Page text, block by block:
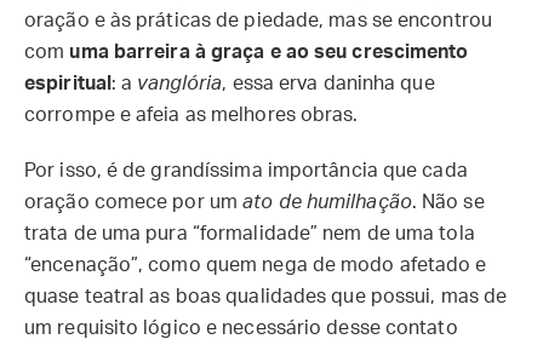
oração e às práticas de piedade, mas se encontrou
com uma barreira à graça e ao seu crescimento
espiritual : a vanglória, essa erva daninha que
corrompe e afeia as melhores obras.
Por isso, é de grandíssima importância que cada
oração comece por umato de humilhação. Não se
trata de uma pura “formalidade” nem de uma tola
“encenação”, como quem nega de modo afetado e
quase teatral as boas qualidades que possui, mas de
um requisito lógico e necessário desse contato